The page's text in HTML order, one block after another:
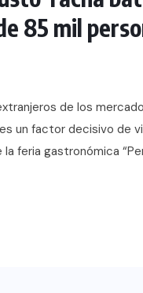
85 mil
de los
un factor decisivo de
feria gastronómica